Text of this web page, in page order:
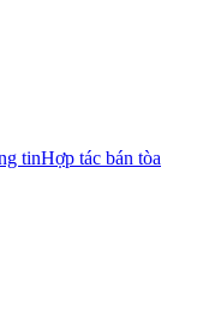
tinHợp tác bán tòa